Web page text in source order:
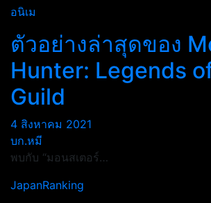
อนิเม
ตัวอย่างล่าสุดของ
Hunter: Legends
Guild
4 สิงหาคม 2021
บก.หมี
พบกับ “มอนสเตอร์…
JapanRanking